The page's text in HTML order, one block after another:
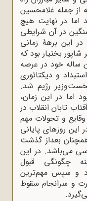
از جمله غلامحسین
اما در نهایت هیچ
در آن شرایطی
این برهۀ زمانی
بختیار بود که
ساله خود در عرصه
و دیکتاتوری
رژیم شد.
اما در این زمان،
تابان انقلاب در
و تحولات مهم
این روزهای پایانی
بعداز گذشت
می‌باشد. در این
چگونگی قبول
و سپس مهم‌ترین
و سرانجام سقوط